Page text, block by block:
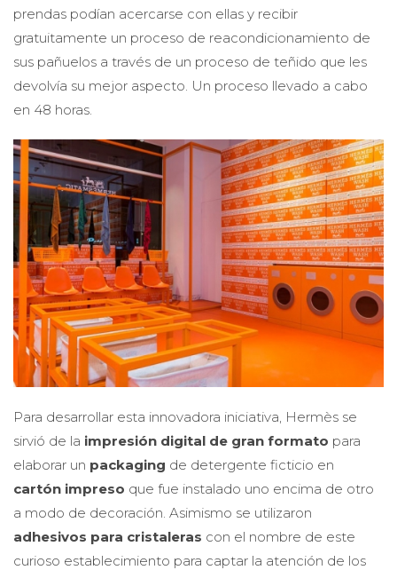
prendas podían acercarse con ellas y recibir
gratuitamente un proceso de reacondicionamiento de
sus pañuelos a través de un proceso de teñido que les
devolvía su mejor aspecto. Un proceso llevado a cabo
en 48 horas.
Para desarrollar esta innovadora iniciativa, Hermès se
sirvió de la impresión digital de gran formato para
elaborar un packaging de detergente ficticio en
cartón impreso que fue instalado uno encima de otro
a modo de decoración. Asimismo se utilizaron
adhesivos para cristaleras con el nombre de este
curioso establecimiento para captar la atención de los